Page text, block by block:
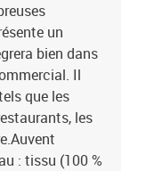
un
bien dans
Il
que les
les
: tissu (100 %